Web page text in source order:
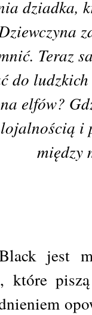
dziadka,
Teraz
do
elfów?
i
między
jest
które